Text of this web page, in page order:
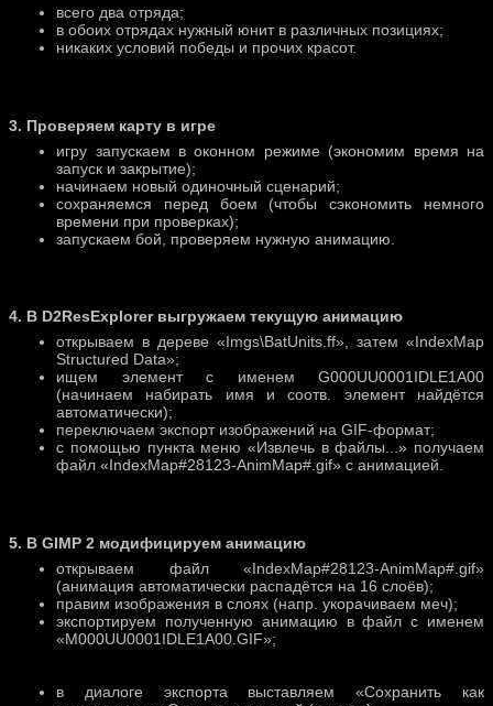
всего два отряда;
в обоих отрядах нужный юнит в различных позициях;
никаких условий победы и прочих красот.
3. Проверяем карту в игре
игру запускаем в оконном режиме (экономим время на
запуск и закрытие);
начинаем новый одиночный сценарий;
сохраняемся перед боем (чтобы сэкономить немного
времени при проверках);
запускаем бой, проверяем нужную анимацию.
4. В D2ResExplorer выгружаем текущую анимацию
открываем в дереве «Imgs\BatUnits.ff», затем «IndexMap
Structured Data»;
ищем элемент с именем G000UU0001IDLE1A00
(начинаем набирать имя и соотв. элемент найдётся
автоматически);
переключаем экспорт изображений на GIF-формат;
с помощью пункта меню «Извлечь в файлы...» получаем
файл «IndexMap#28123-AnimMap#.gif» с анимацией.
5. В GIMP 2 модифицируем анимацию
открываем файл «IndexMap#28123-AnimMap#.gif»
(анимация автоматически распадётся на 16 слоёв);
правим изображения в слоях (напр. укорачиваем меч);
экспортируем полученную анимацию в файл с именем
«M000UU0001IDLE1A00.GIF»;
в диалоге экспорта выставляем «Сохранить как